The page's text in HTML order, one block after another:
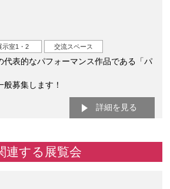
示室1・2 交流スペース
代表的なパフォーマンス作品である「パ
募集します！
詳細を見る
連する展覧会